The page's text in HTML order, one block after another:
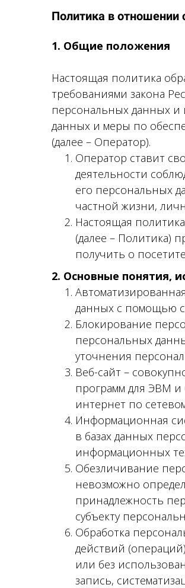
Политика в отношении
1. Общие положения
Настоящая политика
требованиями закона
персональных данных и
данных и меры по
(далее – Оператор).
Оператор ставит
деятельности
его персональных
частной жизни,
Настоящая
(далее – Политика)
получить о
2. Основные понятия,
данных с помощью
Блокирование
персональных
уточнения
Веб-сайт –
программ для ЭВМ и
интернет по
Информационная
в базах данных
информационных
Обезличивание
невозможно
принадлежность
субъекту
Обработка
действий
или без
запись,